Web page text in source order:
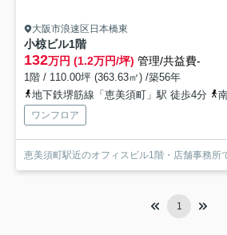
大阪市浪速区日本橋東
小椋ビル1階
132万円 (1.2万円/坪) 管理/共益費-
1階 / 110.00坪 (363.63㎡) /築56年
地下鉄堺筋線「恵美須町」駅 徒歩4分
南
ワンフロア
恵美須町駅近のオフィスビル1階・店舗事務
1